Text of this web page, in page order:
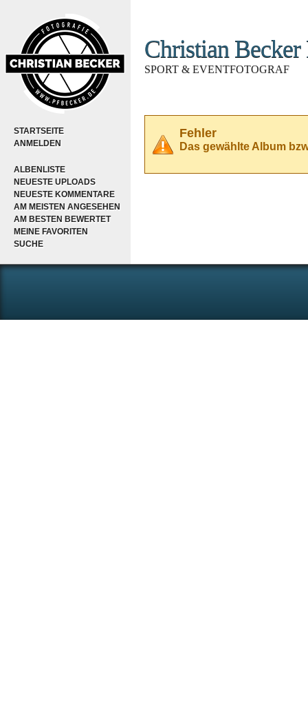
STARTSEITE
ANMELDEN
ALBENLISTE
NEUESTE UPLOADS
NEUESTE KOMMENTARE
AM MEISTEN ANGESEHEN
AM BESTEN BEWERTET
MEINE FAVORITEN
SUCHE
Christian
SPORT & EVENTFOTOGRAF
Fehler
Das gewählte Album